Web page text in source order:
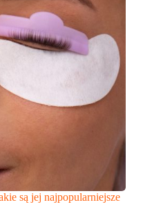
są jej najpopularniejsze